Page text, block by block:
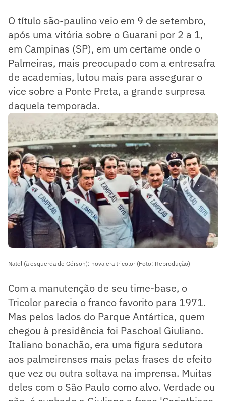
O título são-paulino veio em 9 de setembro,
após uma vitória sobre o Guarani por 2 a 1,
em Campinas (SP), em um certame onde o
Palmeiras, mais preocupado com a entresafra
de academias, lutou mais para assegurar o
vice sobre a Ponte Preta, a grande surpresa
daquela temporada.
Natel (à esquerda de Gérson): nova era tricolor (Foto: Reprodução)
Com a manutenção de seu time-base, o
Tricolor parecia o franco favorito para 1971.
Mas pelos lados do Parque Antártica, quem
chegou à presidência foi Paschoal Giuliano.
Italiano bonachão, era uma figura sedutora
aos palmeirenses mais pelas frases de efeito
que vez ou outra soltava na imprensa. Muitas
deles com o São Paulo como alvo. Verdade ou